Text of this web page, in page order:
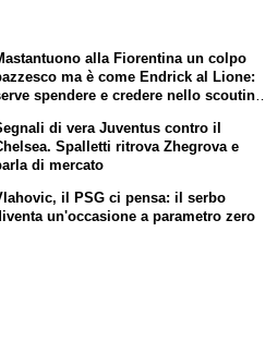
alla Fiorentina un colpo
ma è come Endrick al Lione:
spendere e credere nello scouting
perché qualcosa sta
davvero
di vera Juventus contro il
Spalletti ritrova Zhegrova e
di mercato
il PSG ci pensa: il serbo
un'occasione a parametro zero